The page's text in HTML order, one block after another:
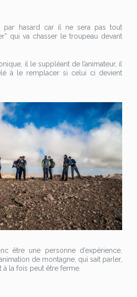
hasard car il ne sera pas tout
qui va chasser le troupeau devant
il le suppléant de l’animateur, il
à le remplacer si celui ci devient
être une personne d’expérience,
de montagne, qui sait parler,
à la fois peut être ferme.